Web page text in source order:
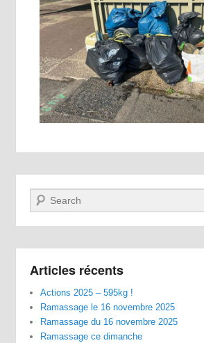
Recherche
Articles récents
Actions 2025 – 595kg !
Ramassage le 16 novembre 2025
Ramassage du 16 novembre 2025
Ramassage ce dimanche